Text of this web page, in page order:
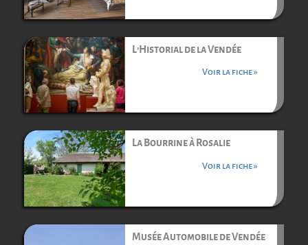
L’Historial de la Vendée
Voir la fiche »
La Bourrine à Rosalie
Voir la fiche »
Musée Automobile de Vendée